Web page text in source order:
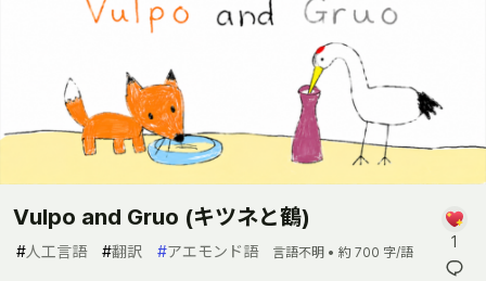
Vulpo and Gruo (キツネと鶴)
#人工言語 #翻訳 #アエモンド語 言語不明 • 約 700 字/語
1